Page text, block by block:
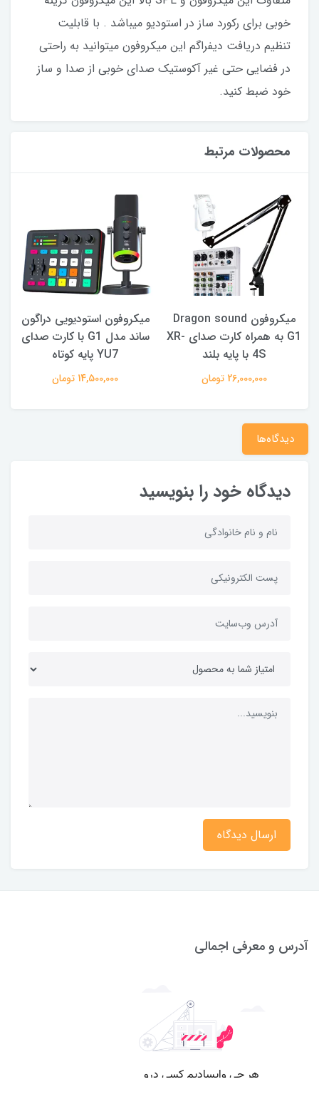
خوبی برای رکورد ساز در استودیو میباشد . با قابلیت
تنظیم دریافت دیفراگم این میکروفون میتوانید به راحتی
در فضایی حتی غیر آکوستیک صدای خوبی از صدا و ساز
خود ضبط کنید.
محصولات مرتبط
میکروفون Dragon sound
G1 به همراه کارت صدای XR-
4S با پایه بلند
26,000,000 تومان
میکروفون استودیویی دراگون
ساند مدل G1 با کارت صدای
YU7 پایه کوتاه
14,500,000 تومان
دیدگاه‌ها
دیدگاه خود را بنویسید
ارسال دیدگاه
آدرس و معرفی اجمالی